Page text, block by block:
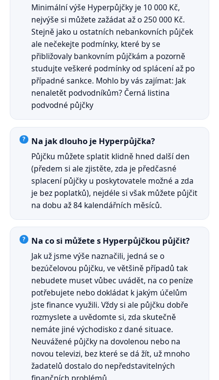
Minimální výše Hyperpůjčky je 10 000 Kč,
nejvýše si můžete zažádat až o 250 000 Kč.
Stejně jako u ostatních nebankovních půjček
ale nečekejte podmínky, které by se
přibližovaly bankovním půjčkám a pozorně
studujte veškeré podmínky od splácení až po
případné sankce. Mohlo by vás zajímat: Jak
nenaletět podvodníkům? Černá listina
podvodné půjčky
Na jak dlouho je Hyperpůjčka?
Půjčku můžete splatit klidně hned další den
(předem si ale zjistěte, zda je předčasné
splacení půjčky u poskytovatele možné a zda
je bez poplatků), nejdéle si však můžete půjčit
na dobu až 84 kalendářních měsíců.
Na co si můžete s Hyperpůjčkou půjčit?
Jak už jsme výše naznačili, jedná se o
bezúčelovou půjčku, ve většině případů tak
nebudete muset vůbec uvádět, na co peníze
potřebujete nebo dokládat k jakým účelům
jste finance využili. Vždy si ale půjčku dobře
rozmyslete a uvědomte si, zda skutečně
nemáte jiné východisko z dané situace.
Neuvážené půjčky na dovolenou nebo na
novou televizi, bez které se dá žít, už mnoho
žadatelů dostalo do nepředstavitelných